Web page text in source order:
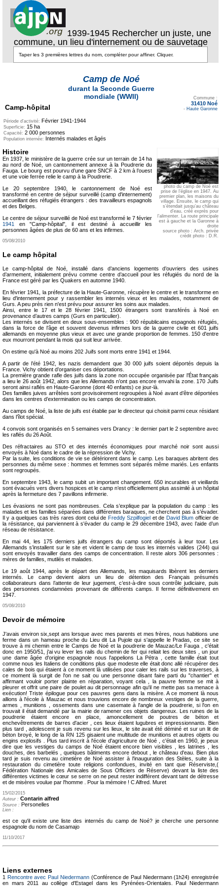
1939-1945 Rechercher un juste, une
commune, un lieu d'internement ou de sauvetage
Camp-hôpital
Camp de Noé
durant la Seconde Guerre
mondiale (WWII)
Commune :
31410 Noé
- Haute Garonne
Période d'activité: Février 1941-1944
Superficie: 15 ha
Capacité: 2 000 personnes
Population internée: Internés malades et âgés
photo du camp de Noé est
prise de l’église en 1947. Au
premier plan, les maisons du
village. Ensuite, le camp qui
s’étendait jusqu’au château
d’eau, créé exprès pour
l’alimenter. La route principale
est à gauche et la Garonne à
droite
source photo : Arch. privée
crédit photo : D.R.
Histoire
En 1937, le ministère de la guerre crée sur un terrain de 14 ha
au nord de Noé, un cantonnement annexe à la Poudrerie du
Fauga. Le bourg est pourvu d’une gare SNCF à 2 km à l’ouest
et une voie ferrée relie le camp à la Poudrerie.
Le 20 septembre 1940, le cantonnement de Noé est
transformé en centre de séjour surveillé (camp d'internement)
accueillant des réfugiés étrangers : des travailleurs espagnols
et des Belges.
Le centre de séjour surveillé de Noé est transformé le 7 février
1941
en "Camp-hôpital", il est destiné à accueillir les
personnes âgées de plus de 60 ans et les infirmes.
05/08/2010
Le camp hôpital
Le camp-hôpital de Noé, installé dans d’anciens logements d’ouvriers des usines
d’armement, initialement prévu comme centre d’accueil pour les réfugiés du nord de la
France est géré par les Quakers en automne 1940.
En février 1941, la préfecture de la Haute-Garonne, récupère le centre et le transforme en
lieu d'internement pour y rassembler les internés vieux et les malades, notamment de
Gurs. A peu près rien n'est prévu pour assurer les soins aux malades.
Ainsi, entre le 17 et le 28 février 1941, 1500 étrangers sont transférés à Noé en
provenance d’autres camps (Gurs en particulier).
Les internés se divisent en deux sous-ensembles : 900 républicains espagnols réfugiés,
dans la force de l’âge et souvent devenus infirmes lors de la guerre civile et 601 juifs
allemands en moyenne plus vieux et avec une grande proportion de femmes. 150 d'entre
eux mourront pendant la mois qui suit leur arrivée.
On estime qu'à Noé au moins 202 Juifs sont morts entre 1941 et 1944.
A partir de l’été 1942, les nazis demandent que 30 000 juifs soient déportés depuis la
France. Vichy obtient d’organiser ces déportations.
La première grande rafle des juifs dans la zone non occupée organisée par l’État français
a lieu le 26 août 1942, alors que les Allemands n’ont pas encore envahi la zone. 170 Juifs
seront ainsi raflés en Haute-Garonne (dont 40 enfants) ce jour-là.
Des familles juives arrêtées sont provisoirement regroupées à Noé avant d’être déportées
dans les centres d’extermination ou les camps de concentration.
Au camps de Noé, la liste de juifs est établie par le directeur qui choisit parmi ceux résidant
dans l’îlot spécial.
4 convois sont organisés en 5 semaines vers Drancy : le dernier part le 2 septembre avec
les raflés du 26 Août.
Des réfractaires au STO et des internés économiques pour marché noir sont aussi
envoyés à Noé dans le cadre de la répression de Vichy.
Par la suite, les conditions de vie se détériorent dans le camp. Les baraques abritent des
personnes du même sexe : hommes et femmes sont séparés même mariés. Les enfants
sont regroupés.
En septembre 1943, le camp subit un important changement. 650 incurables et vieillards
sont évacués vers divers hospices et le camp n’est officiellement plus assimilé à un hôpital
après la fermeture des 7 pavillons infirmerie.
Les évasions ne sont pas nombreuses. Cela s’explique par la population du camp : les
malades et les familles séparées dans différentes baraques, ne cherchent pas à s’évader.
Il y a quelques cas très rares dont celui de Freddy Szpilfogiel et de David Blum officier de
la résistance, qui parviennent à s'évader du camp le 29 décembre 1943, avec l’aide d’un
réseau de résistance.
En mai 44, les 175 derniers juifs étrangers du camp sont déportés à leur tour. Les
Allemands s’installent sur le site et vident le camp de tous les internés valides (244) qui
sont envoyés travailler dans des camps de concentration. Il reste alors 306 personnes :
mères de familles, mutilés et malades.
Le 19 août 1944, après le départ des Allemands, les maquisards libèrent les derniers
internés. Le camp devient alors un lieu de détention des Français présumés
collaborateurs dans l’attente de leur jugement, c’est-à-dire sous contrôle judiciaire, puis
des personnes condamnées provenant de différents camps. Il ferme définitivement en
1947.
05/08/2010
Devoir de mémoire
J'avais environ six,sept ans lorsque avec mes parents et mes frères, nous habitions une
ferme dans un hameau proche du Lieu dit La Pujole qui s'appelle le Pradas, ce site se
trouve à mi chemin entre le Camps de Noé et la poudrerie de Mauzac/Le Fauga , c'était
donc en 1950/51, j'ai vu lever les rails du chemin de fer qui reliait les deux sites , un jour
une dame âgée d'origine espagnole nous l'appelions La Pétra , cette famille était tout
comme nous les Italiens de conditions plus que modeste elle était donc allé récupérer des
cales de bois qui étaient à ce moment là utilisées pour caler les rails sur les traverses, à
ce moment là surgit de l'on ne sait ou une personne disant faire parti du "chantier" et
affirmant vouloir porter plainte en réparation, voyant cela , la pauvre femme se mit à
pleurer et offrit une paire de poulet au dit personnage afin qu'il ne mette pas sa menace à
exécution! Triste épilogue pour ces pauvres gens dans la misère. A ce moment là nous
allions à l'école à Mauzac et nous trouvions encore de nombreux vestiges de la guerre,
armes , munitions , ossements dans une casemate à l'angle de la poudrerie, si l'on en
trouvait il était demandé par la mairie de ramener ces objets dangereux. Les ruines de la
poudrerie étaient encore en place, amoncellement de poutres de béton et
enchevêtrements de barres d'acier , ces lieux étaient lugubres et impressionnants. Bien
plus tard , adolescent je suis revenu sur les lieux, le site avait été déminé et sur un lit de
béton broyé, le long de la RN 125 gisaient une multitude de munitions et autres objets ou
engins explosifs . Plus tard inscrit à l'école d'agriculture de Noé , c'était en 1960, je peux
dire que les vestiges du camps de Noé étaient encore bien visibles , les latrines , les
douches, des barbelés , quelques bâtiments encore debout , le château d'eau. Bien plus
tard je suis revenu au cimetière de Noé assister à l'inauguration des Stèles, suite à la
restauration du cimetière toute religions confondues, invité en tant que Réserviste,(
Fédération Nationale des Amicales de Sous Officiers de Réserve) devant la liste des
différentes victimes le cœur se serre on ne peut rester indifférent devant tant de détresse
et de misères voulue par l'homme . Pour la mémoire ! C Alfred. Muret
15/02/2015
Auteur : Contarin alfred
Source : Personelles
Lien :
est ce qu'il existe une liste des internés du camp de Noé? je cherche une personne
espagnole du nom de Casamajo
11/10/2017
Liens externes
1 Rencontre avec Paul Niedermann(Conférence de Paul Niedermann (1h24) enregistrée
en mars 2011 au collège d'Estagel dans les Pyrénées-Orientales. Paul Niedermann